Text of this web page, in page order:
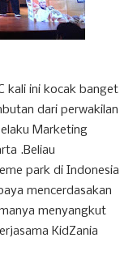
kali ini kocak banget
dari perwakilan
Marketing
.Beliau
park di Indonesia
mencerdasakan
menyangkut
KidZania